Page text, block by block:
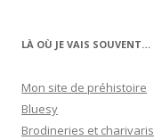
LÀ OÙ JE VAIS SOUVENT…
Mon site de préhistoire
Bluesy
Brodineries et charivaris